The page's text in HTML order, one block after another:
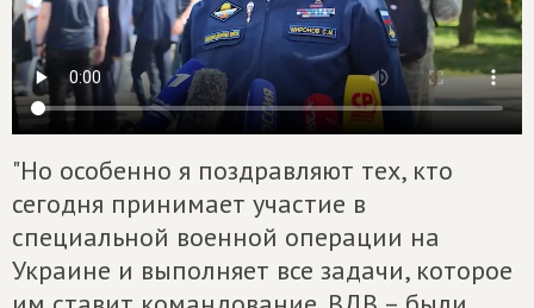
"Но особенно я поздравляют тех, кто
сегодня принимает участие в
специальной военной операции на
Украине и выполняет все задачи, которое